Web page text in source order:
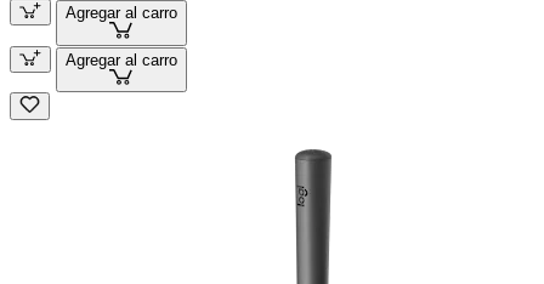
Agregar al carro
Agregar al carro